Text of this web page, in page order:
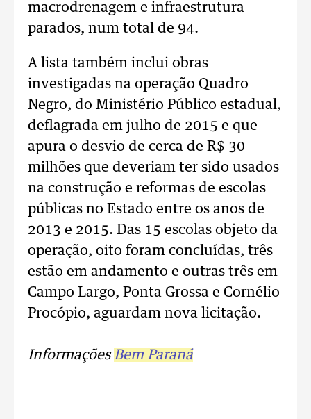
macrodrenagem e infraestrutura
parados, num total de 94.
A lista também inclui obras
investigadas na operação Quadro
Negro, do Ministério Público estadual,
deflagrada em julho de 2015 e que
apura o desvio de cerca de R$ 30
milhões que deveriam ter sido usados
na construção e reformas de escolas
públicas no Estado entre os anos de
2013 e 2015. Das 15 escolas objeto da
operação, oito foram concluídas, três
estão em andamento e outras três em
Campo Largo, Ponta Grossa e Cornélio
Procópio, aguardam nova licitação.
InformaçõesBem Paraná